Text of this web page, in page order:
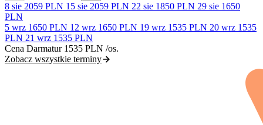
8 sie 2059 PLN 15 sie 2059 PLN 22 sie 1850 PLN 29 sie 1650
PLN
5 wrz 1650 PLN 12 wrz 1650 PLN 19 wrz 1535 PLN 20 wrz 1535
PLN 21 wrz 1535 PLN
Cena Darmatur 1535 PLN /os.
Zobacz wszystkie terminy